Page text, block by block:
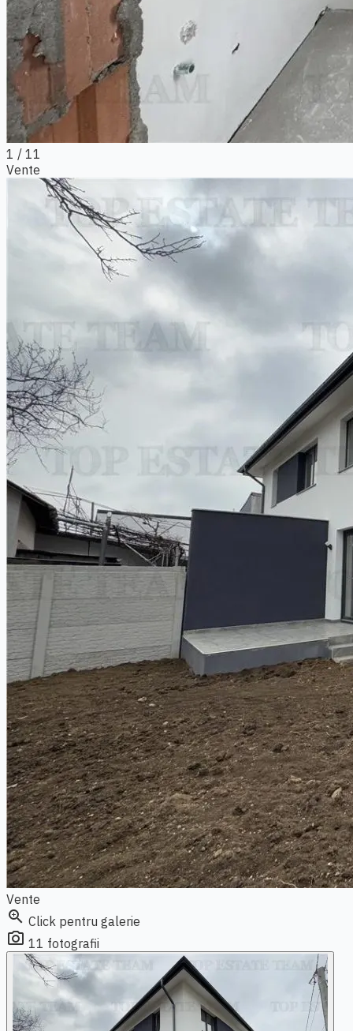
1 / 11
Vente
Vente
zoom_in Click pentru galerie
photo_camera 11 fotografii